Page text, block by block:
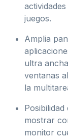
juegos.
Amplia
ultra
ventanas
la
mostrar
monitor